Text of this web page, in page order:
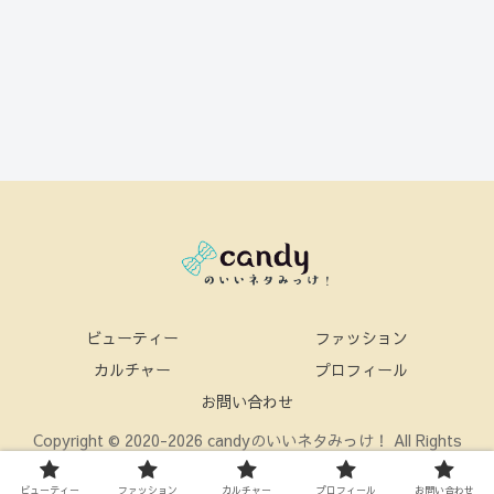
ビューティー
ファッション
カルチャー
プロフィール
お問い合わせ
Copyright © 2020-2026 candyのいいネタみっけ！ All Rights
Reserved.
ビューティー ファッション カルチャー プロフィール お問い合わせ